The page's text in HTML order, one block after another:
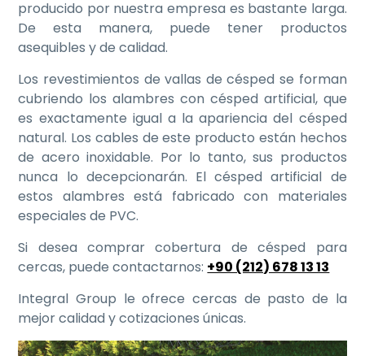
producido por nuestra empresa es bastante larga.
De esta manera, puede tener productos
asequibles y de calidad.
Los revestimientos de vallas de césped se forman
cubriendo los alambres con césped artificial, que
es exactamente igual a la apariencia del césped
natural. Los cables de este producto están hechos
de acero inoxidable. Por lo tanto, sus productos
nunca lo decepcionarán. El césped artificial de
estos alambres está fabricado con materiales
especiales de PVC.
Si desea comprar cobertura de césped para
cercas, puede contactarnos: +90 (212) 678 13 13
Integral Group le ofrece cercas de pasto de la
mejor calidad y cotizaciones únicas.